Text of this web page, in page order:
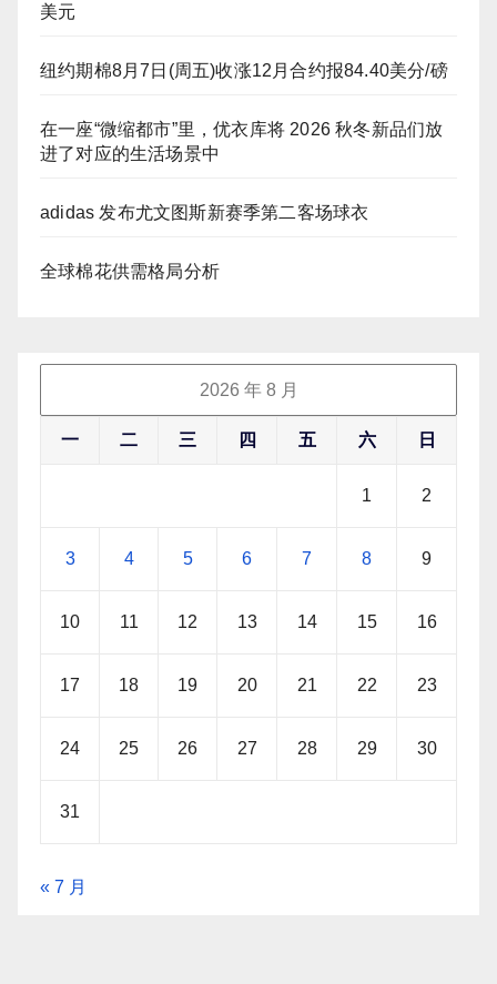
美元
纽约期棉8月7日(周五)收涨12月合约报84.40美分/磅
在一座“微缩都市”里，优衣库将 2026 秋冬新品们放
进了对应的生活场景中
adidas 发布尤文图斯新赛季第二客场球衣
全球棉花供需格局分析
2026 年 8 月
一 二 三 四 五 六 日
1 2
3 4 5 6 7 8 9
10 11 12 13 14 15 16
17 18 19 20 21 22 23
24 25 26 27 28 29 30
31
« 7 月